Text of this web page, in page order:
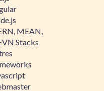
MEAN,
Stacks